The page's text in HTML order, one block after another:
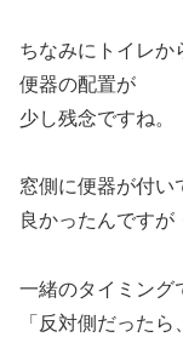
ちなみにトイレか
便器の配置が
少し残念ですね。
窓側に便器が付い
良かったんですが
一緒のタイミング
「反対側だった